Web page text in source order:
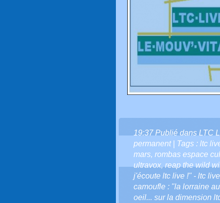
19:37 Publié dans LTC
permanent| Tags : ltc
mars, rombas espace
ultravox,reap the wild
j'écoute ltc live !" - ltc
camoufle : "la lorraine
oeil... sur la dimension